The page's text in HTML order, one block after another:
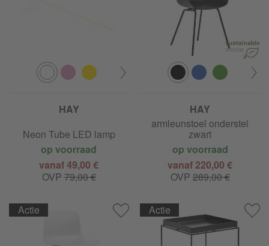
HAY
Neon Tube LED lamp
op voorraad
vanaf 49,00 €
OVP 79,00 €
HAY
About a Chair AAC 26 2.0
armleunstoel onderstel
zwart
op voorraad
vanaf 220,00 €
OVP 289,00 €
Actie Actie